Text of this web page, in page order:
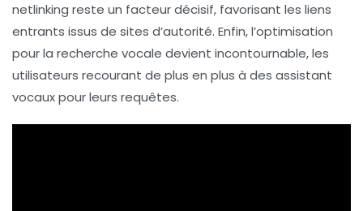
netlinking reste un facteur décisif, favorisant les liens
entrants issus de sites d’autorité. Enfin, l’optimisation
pour la recherche vocale devient incontournable, les
utilisateurs recourant de plus en plus à des assistant
vocaux pour leurs requêtes.